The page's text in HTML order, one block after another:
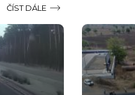
ČÍST DÁLE